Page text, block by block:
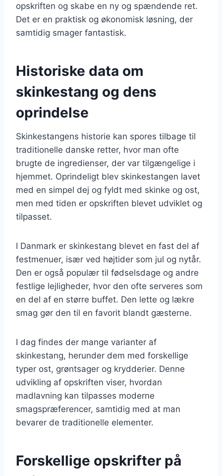
opskriften og skabe en ny og spændende ret.
Det er en praktisk og økonomisk løsning, der
samtidig smager fantastisk.
Historiske data om
skinkestang og dens
oprindelse
Skinkestangens historie kan spores tilbage til
traditionelle danske retter, hvor man ofte
brugte de ingredienser, der var tilgængelige i
hjemmet. Oprindeligt blev skinkestangen lavet
med en simpel dej og fyldt med skinke og ost,
men med tiden er opskriften blevet udviklet og
tilpasset.
I Danmark er skinkestang blevet en fast del af
festmenuer, især ved højtider som jul og nytår.
Den er også populær til fødselsdage og andre
festlige lejligheder, hvor den ofte serveres som
en del af en større buffet. Den lette og lækre
smag gør den til en favorit blandt gæsterne.
I dag findes der mange varianter af
skinkestang, herunder dem med forskellige
typer ost, grøntsager og krydderier. Denne
udvikling af opskriften viser, hvordan
madlavning kan tilpasses moderne
smagspræferencer, samtidig med at man
bevarer de traditionelle elementer.
Forskellige opskrifter på